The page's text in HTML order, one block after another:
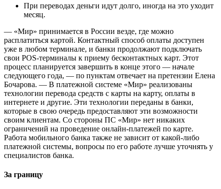
При переводах деньги идут долго, иногда на это уходит
месяц.
— «Мир» принимается в России везде, где можно
расплатиться картой. Контактный способ оплаты доступен
уже в любом терминале, и банки продолжают подключать
свои POS-терминалы к приему бесконтактных карт. Этот
процесс планируется завершить в конце этого — начале
следующего года, — по пунктам отвечает на претензии Елена
Бочарова. — В платежной системе «Мир» реализованы
технологии перевода средств с карты на карту, оплаты в
интернете и другие. Эти технологии переданы в банки,
которые в свою очередь предоставляют эти возможности
своим клиентам. Со стороны ПС «Мир» нет никаких
ограничений на проведение онлайн-платежей по карте.
Работа мобильного банка также не зависит от какой-либо
платежной системы, вопросы по его работе лучше уточнять у
специалистов банка.
За границу